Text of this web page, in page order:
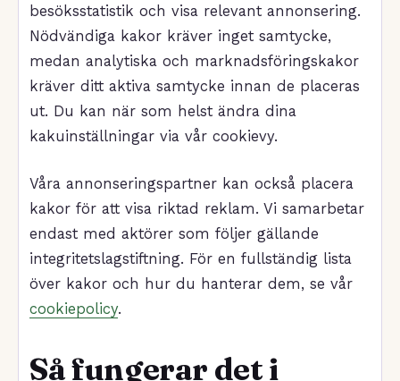
besöksstatistik och visa relevant annonsering.
Nödvändiga kakor kräver inget samtycke,
medan analytiska och marknadsföringskakor
kräver ditt aktiva samtycke innan de placeras
ut. Du kan när som helst ändra dina
kakuinställningar via vår cookievy.
Våra annonseringspartner kan också placera
kakor för att visa riktad reklam. Vi samarbetar
endast med aktörer som följer gällande
integritetslagstiftning. För en fullständig lista
över kakor och hur du hanterar dem, se vår
cookiepolicy.
Så fungerar det i